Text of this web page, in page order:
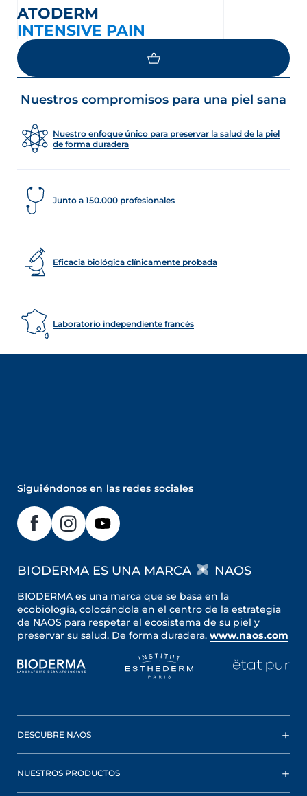
ATODERM
INTENSIVE PAIN
Nuestros compromisos para una piel sana
Nuestro enfoque único para preservar la salud de la piel
de forma duradera
Junto a 150.000 profesionales
Eficacia biológica clínicamente probada
Laboratorio independiente francés
Siguiéndonos en las redes sociales
BIODERMA ES UNA MARCA NAOS
BIODERMA es una marca que se basa en la
ecobiología, colocándola en el centro de la estrategia
de NAOS para respetar el ecosistema de su piel y
preservar su salud. De forma duradera. www.naos.com
DESCUBRE NAOS
NUESTROS PRODUCTOS